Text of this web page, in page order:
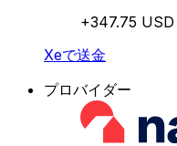
+347.75 USD
Xeで送金
プロバイダー